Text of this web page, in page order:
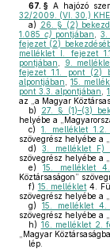
67. § A hajózó
32/2009. (VI. 30.)
a) 26. § (2)
1.085 c) pontjában 3.
fejezet (2)
melléklet I. fejezet
pontjában
9.
fejezet 1.1. pont (2)
alpontjában
15.
pont 3.3. alpontjában
,
az „a Magyar
b)
27. § (1)–(3)
helyébe a
c)
1. melléklet 1.2.
szövegrész helyébe a
d)
3. melléklet F)
szövegrész helyébe a
e)
15. melléklet
Köztársaságon”
f) 15. melléklet 4.
szövegrész helyébe a
g)
15. melléklet 4.
szövegrész helyébe a
h) 16. melléklet 2.
„Magyar
lép.